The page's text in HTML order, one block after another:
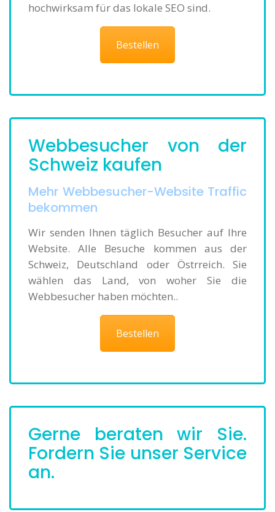
hochwirksam für das lokale SEO sind.
Bestellen
Webbesucher von der
Schweiz kaufen
Mehr Webbesucher-Website Traffic
bekommen
Wir senden Ihnen täglich Besucher auf Ihre
Website. Alle Besuche kommen aus der
Schweiz, Deutschland oder Östrreich. Sie
wählen das Land, von woher Sie die
Webbesucher haben möchten..
Bestellen
Gerne beraten wir Sie.
Fordern Sie unser Service
an.